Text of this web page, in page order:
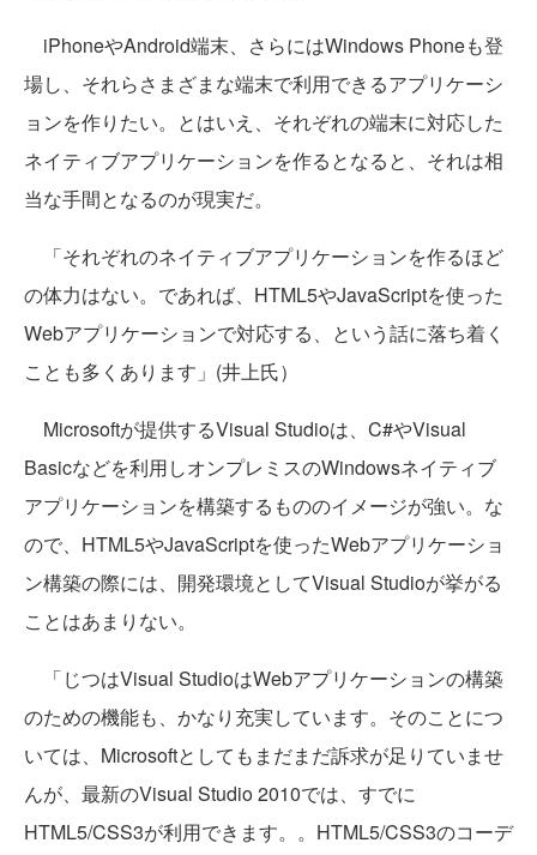
iPhoneやAndroid端末、さらにはWindows Phoneも登
場し、それらさまざまな端末で利用できるアプリケーシ
ョンを作りたい。とはいえ、それぞれの端末に対応した
ネイティブアプリケーションを作るとなると、それは相
当な手間となるのが現実だ。
「それぞれのネイティブアプリケーションを作るほど
の体力はない。であれば、HTML5やJavaScriptを使った
Webアプリケーションで対応する、という話に落ち着く
ことも多くあります」(井上氏）
Microsoftが提供するVisual Studioは、C#やVisual
Basicなどを利用しオンプレミスのWindowsネイティブ
アプリケーションを構築するもののイメージが強い。な
ので、HTML5やJavaScriptを使ったWebアプリケーショ
ン構築の際には、開発環境としてVisual Studioが挙がる
ことはあまりない。
「じつはVisual StudioはWebアプリケーションの構築
のための機能も、かなり充実しています。そのことにつ
いては、Microsoftとしてもまだまだ訴求が足りていませ
んが、最新のVisual Studio 2010では、すでに
HTML5/CSS3が利用できます。。HTML5/CSS3のコーデ